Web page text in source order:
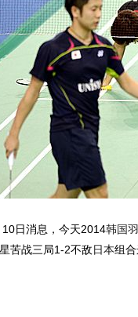
日消息，今天2014韩国
苦战三局1-2不敌日本组